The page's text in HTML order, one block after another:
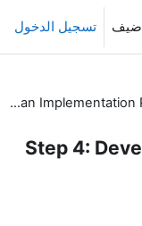
ضيف تسجيل الدخول
Step 4: Develop an Implementation Plan
Step 4: